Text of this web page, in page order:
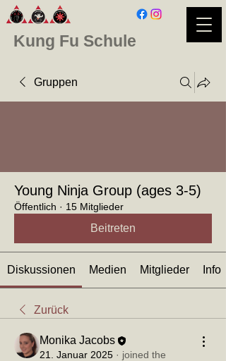
Kung Fu Schule
Gruppen
Young Ninja Group (ages 3-5)
Öffentlich · 15 Mitglieder
Beitreten
Diskussionen Medien Mitglieder Info
Zurück
Monika Jacobs
21. Januar 2025 · joined the